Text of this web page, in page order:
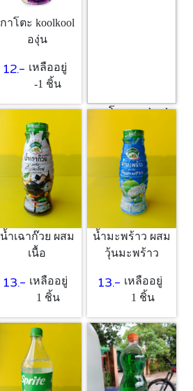
กาโตะ koolkool
องุ่น
12.- เหลืออยู่
-1 ชิ้น
กาโตะ คูล kool
ส้ม
13.- เหลืออยู่
1 ชิ้น
น้ำเฉาก๊วย ผสม
เนื้อ
13.- เหลืออยู่
1 ชิ้น
น้ำมะพร้าว ผสม
วุ้นมะพร้าว
13.- เหลืออยู่
1 ชิ้น